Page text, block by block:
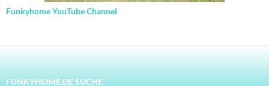
Funkyhome YouTube Channel
FUNKYHOME.DE SUCHE